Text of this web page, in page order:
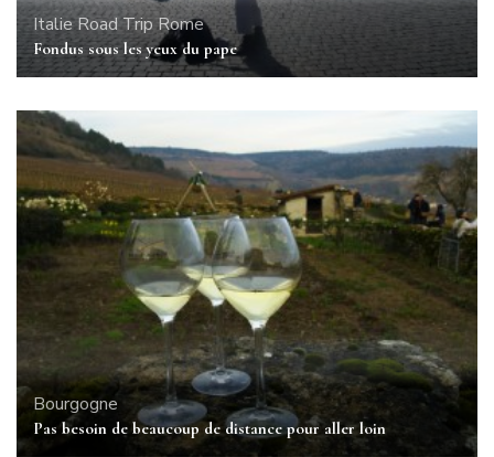
ItalieRoad Trip Rome
Fondus sous les yeux du pape
Bourgogne
Pas besoin de beaucoup de distance pour aller loin